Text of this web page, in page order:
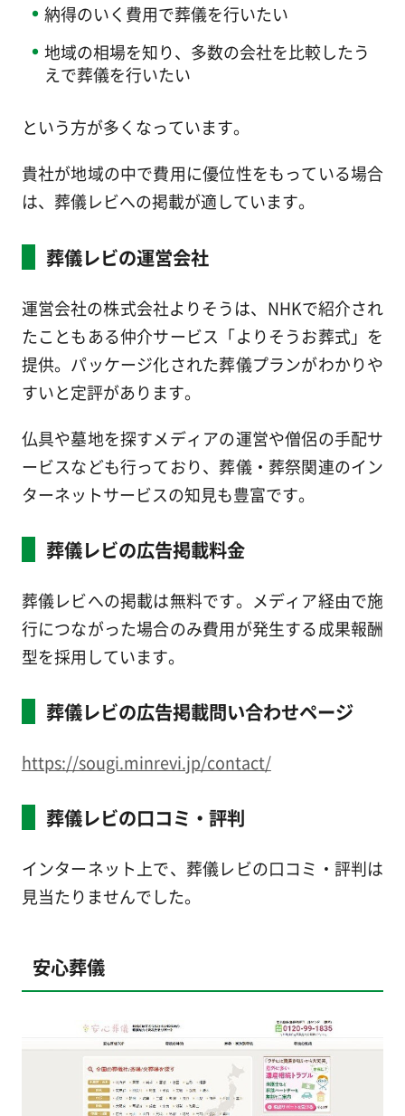
納得のいく費用で葬儀を行いたい
地域の相場を知り、多数の会社を比較したう
えで葬儀を行いたい
という方が多くなっています。
貴社が地域の中で費用に優位性をもっている場合
は、葬儀レビへの掲載が適しています。
葬儀レビの運営会社
運営会社の株式会社よりそうは、NHKで紹介され
たこともある仲介サービス「よりそうお葬式」を
提供。パッケージ化された葬儀プランがわかりや
すいと定評があります。
仏具や墓地を探すメディアの運営や僧侶の手配サ
ービスなども行っており、葬儀・葬祭関連のイン
ターネットサービスの知見も豊富です。
葬儀レビの広告掲載料金
葬儀レビへの掲載は無料です。メディア経由で施
行につながった場合のみ費用が発生する成果報酬
型を採用しています。
葬儀レビの広告掲載問い合わせページ
https://sougi.minrevi.jp/contact/
葬儀レビの口コミ・評判
インターネット上で、葬儀レビの口コミ・評判は
見当たりませんでした。
安心葬儀